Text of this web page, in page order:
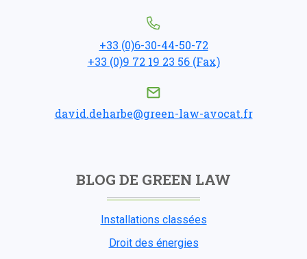
+33 (0)6-30-44-50-72
+33 (0)9 72 19 23 56 (Fax)
david.deharbe@green-law-avocat.fr
BLOG DE GREEN LAW
Installations classées
Droit des énergies